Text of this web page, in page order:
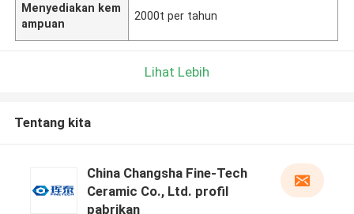
Menyediakan kem
ampuan
2000t per tahun
Lihat Lebih
Tentang kita
China Changsha Fine-Tech
Ceramic Co., Ltd. profil
pabrikan